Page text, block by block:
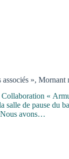
associés », Mornant
Collaboration «
de pause du
Nous avons…